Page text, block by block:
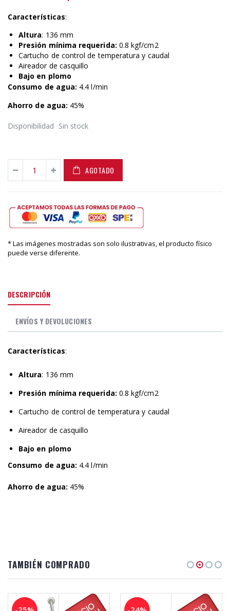
Características:
Altura: 136 mm
Presión mínima requerida: 0.8 kgf/cm2
Cartucho de control de temperatura y caudal
Aireador de casquillo
Bajo en plomo
Consumo de agua: 4.4 l/min
Ahorro de agua: 45%
Disponibilidad Sin stock
AGOTADO
* Las imágenes mostradas son solo ilustrativas, el producto físico
puede verse diferente.
DESCRIPCIÓN
ENVÍOS Y DEVOLUCIONES
Características:
Altura: 136 mm
Presión mínima requerida: 0.8 kgf/cm2
Cartucho de control de temperatura y caudal
Aireador de casquillo
Bajo en plomo
Consumo de agua: 4.4 l/min
Ahorro de agua: 45%
TAMBIÉN COMPRADO